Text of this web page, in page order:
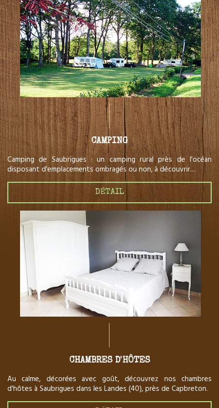
CAMPING
Camping de Saubrigues : un camping rural près de l'océan
disposant d'emplacements ombragés ou non, à découvrir…
DÉTAIL
CHAMBRES D'HÔTES
Au calme, décorées avec goût, découvrez nos chambres
d'hôtes à Saubrigues dans les Landes (40), près de Capbreton.